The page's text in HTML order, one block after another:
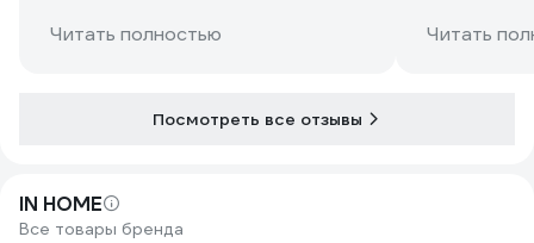
Читать полностью
не
Читать
Посмотреть все отзывы
IN HOME
Все товары бренда